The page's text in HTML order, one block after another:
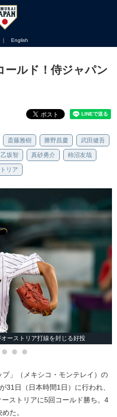
｜ English
ールド！侍ジャパン
斎藤雅樹 勝野昌慶 武田健吾
乙坂智 真砂勇介 柿沼友哉
リア
ーストリア打線を封じる好投
プ」（メキシコ・モンテレイ）の
31日（日本時間1日）に行われ、
ストリアに5回コールド勝ち。4
た。